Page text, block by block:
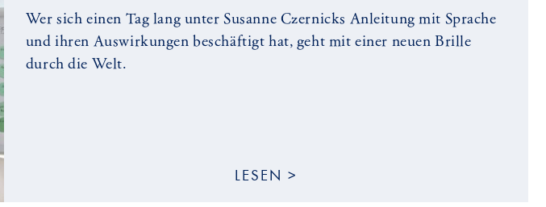
Wer sich einen Tag lang unterSusanne Czernicks Anleitung mit Sprache
und ihren Auswirkungen beschäftigt hat, geht mit einer neuen Brille
durch die Welt.
LESEN >